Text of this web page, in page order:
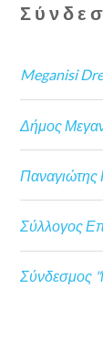
Meganisi
Δήμος
Παναγιώτης
Σύλλογος
Σύνδεσμος